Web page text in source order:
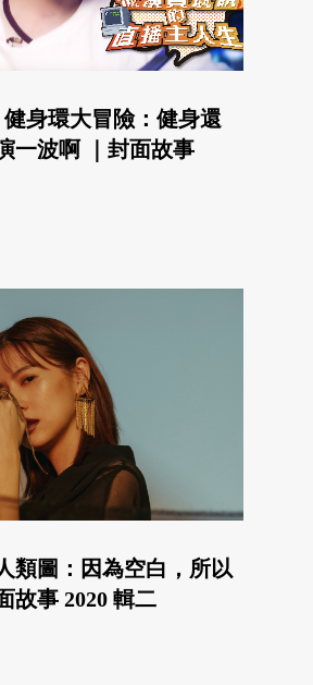
身環大冒險：健身還
一波啊 ｜封面故事
類圖：因為空白，所以
故事 2020 輯二